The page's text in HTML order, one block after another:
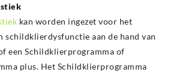
kan worden ingezet voor het
schildklierdysfunctie aan de hand van
een Schildklierprogramma of
plus. Het Schildklierprogramma